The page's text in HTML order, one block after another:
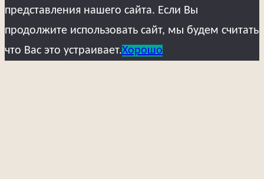
представления нашего сайта. Если Вы
продолжите использовать сайт, мы будем считать
что Вас это устраивает.Хорошо